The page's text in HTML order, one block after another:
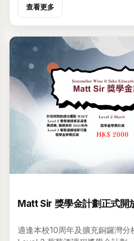
查看更多
Matt Sir 獎學金計劃正式開
適逢本校10周年及擴充銅鑼灣分